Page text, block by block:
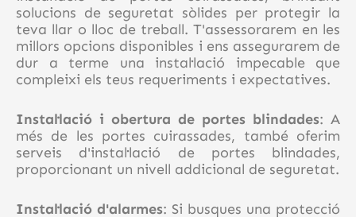
solucions de seguretat sòlides per protegir la
teva llar o lloc de treball. T'assessorarem en les
millors opcions disponibles i ens assegurarem de
dur a terme una instal·lació impecable que
compleixi els teus requeriments i expectatives.
Instal·lació i obertura de portes blindades: A
més de les portes cuirassades, també oferim
serveis d'instal·lació de portes blindades,
proporcionant un nivell addicional de seguretat.
Instal·lació d'alarmes: Si busques una protecció